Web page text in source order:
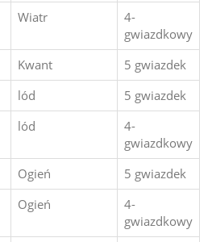
Wiatr
4-
gwiazdkowy
Kwant
5 gwiazdek
lód
5 gwiazdek
lód
4-
gwiazdkowy
Ogień
5 gwiazdek
Ogień
4-
gwiazdkowy